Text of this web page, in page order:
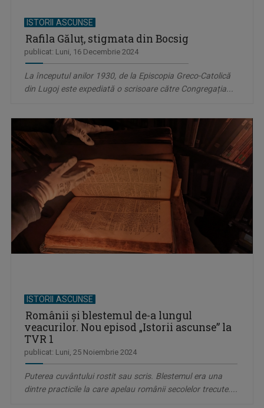
ISTORII ASCUNSE
Rafila Găluț, stigmata din Bocsig
publicat: Luni, 16 Decembrie 2024
La începutul anilor 1930, de la Episcopia Greco-Catolică
din Lugoj este expediată o scrisoare către Congregația...
ISTORII ASCUNSE
Românii și blestemul de-a lungul
veacurilor. Nou episod „Istorii ascunse” la
TVR 1
publicat: Luni, 25 Noiembrie 2024
Puterea cuvântului rostit sau scris. Blestemul era una
dintre practicile la care apelau românii secolelor trecute....